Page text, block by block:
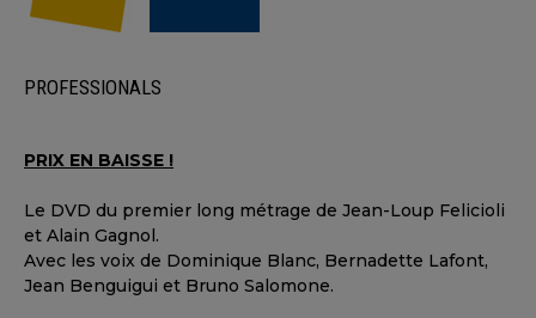
PROFESSIONALS
PRIX EN BAISSE !
Le DVD du premier long métrage de Jean-Loup Felicioli
et Alain Gagnol.
Avec les voix de Dominique Blanc, Bernadette Lafont,
Jean Benguigui et Bruno Salomone.